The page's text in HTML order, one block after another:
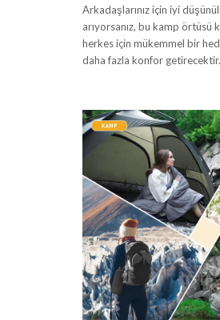
Arkadaşlarınız için iyi
arıyorsanız, bu kamp örtüsü
herkes için mükemmel bir
daha fazla konfor getirecektir.